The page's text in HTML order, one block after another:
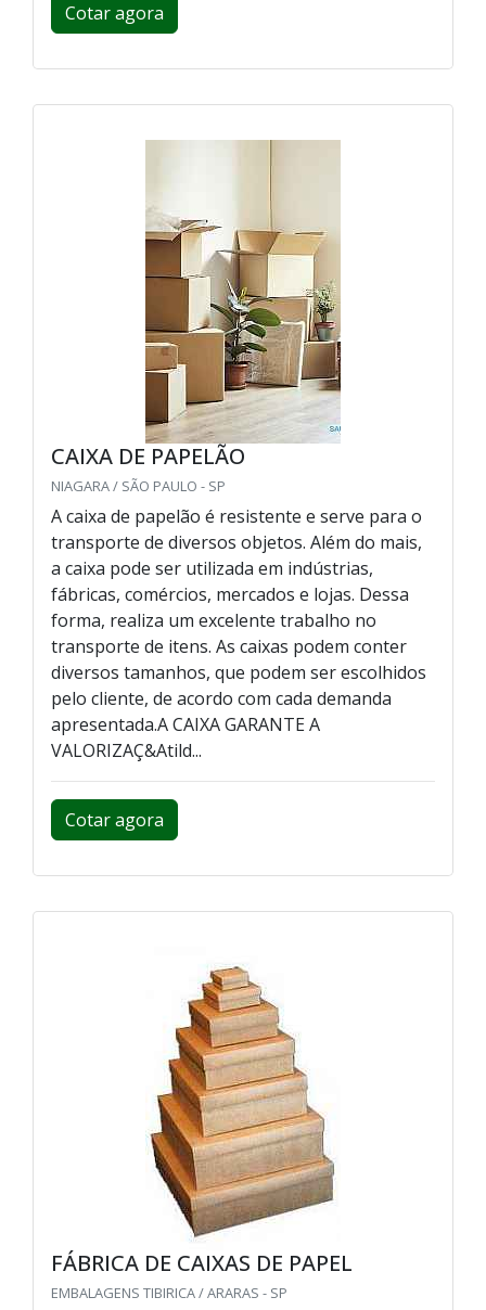
Cotar agora
CAIXA DE PAPELÃO
NIAGARA / SÃO PAULO - SP
A caixa de papelão é resistente e serve para o
transporte de diversos objetos. Além do mais,
a caixa pode ser utilizada em indústrias,
fábricas, comércios, mercados e lojas. Dessa
forma, realiza um excelente trabalho no
transporte de itens. As caixas podem conter
diversos tamanhos, que podem ser escolhidos
pelo cliente, de acordo com cada demanda
apresentada.A CAIXA GARANTE A
VALORIZAÇ&Atild...
Cotar agora
FÁBRICA DE CAIXAS DE PAPEL
EMBALAGENS TIBIRICA / ARARAS - SP